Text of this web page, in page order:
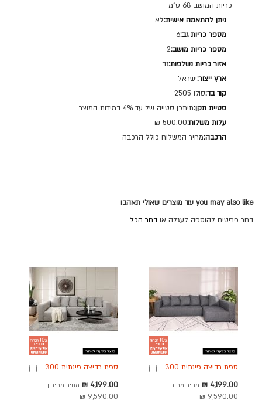
כריות המושב 68 ס"מ
לא
6
2
גב
ישראל
סולו 2505
תיתכן סטייה של עד 4% במידות המוצר
500.00 ₪
מחיר המשלוח כולל הרכבה
you may also like עוד מוצרים שאולי תאהבו
בחר פריטים להוספה לעגלה או בחר הכל
ספת רביצה פינתית 300
כחול ג'ינס
מחיר
מבצע
4,199.00 ₪ מחיר מחירון
9,590.00 ₪
הוספה
ספת רביצה פינתית 300
דגם בוקסי
מחיר
מבצע
4,199.00 ₪ מחיר מחירון
9,590.00 ₪
הוספה